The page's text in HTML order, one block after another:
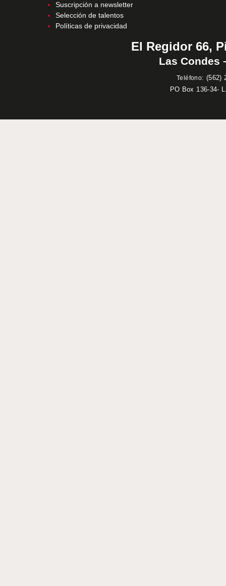
Suscripción a newsletter
Selección de talentos
Políticas de privacidad
El Regidor 66,
Las Condes
Teléfono: (562)
PO Box 136-34-